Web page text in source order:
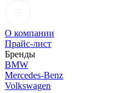
О компании
Прайс-лист
Бренды
BMW
Mercedes-Benz
Volkswagen